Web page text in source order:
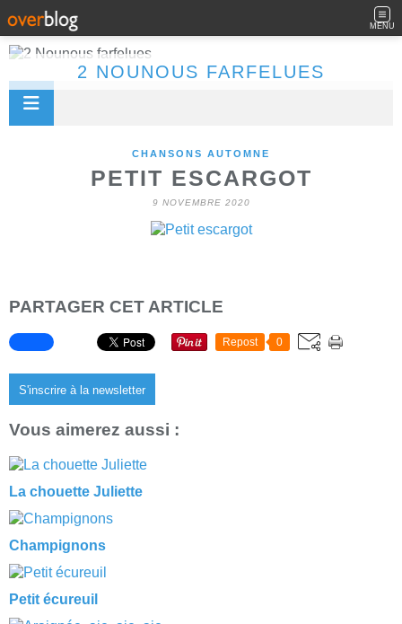
MENU
2 NOUNOUS FARFELUES
CHANSONS AUTOMNE
PETIT ESCARGOT
9 NOVEMBRE 2020
PARTAGER CET ARTICLE
Repost 0
S'inscrire à la newsletter
Vous aimerez aussi :
La chouette Juliette
Champignons
Petit écureuil